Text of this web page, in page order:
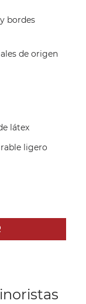
bordes
de origen
látex
ligero